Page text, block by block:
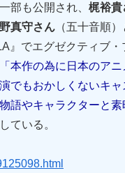
部も公開され、 梶裕貴
真守さん （五十音順
』でエグゼクティブ
「本作の為に日本のア
でもおかしくないキ
語やキャラクターと
ている。